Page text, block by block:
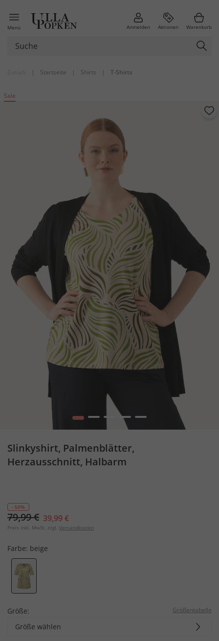
Menü Anmelden Aktionen Warenkorb
| Startseite | Shirts | T-Shirts
Sale
1 2 4 5
Slinkyshirt, Palmenblätter,
Herzausschnitt, Halbarm
- 50%
79,99 € 39,99 €
Preis inkl. MwSt. zzgl. Versandkosten
Farbe: beige
Größe: Größentabelle
Größe wählen